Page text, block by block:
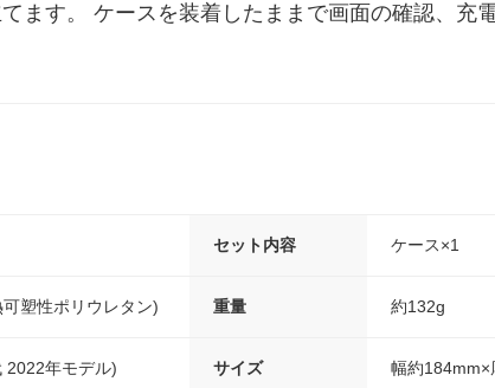
ます。 ケースを装着したままで画面の確認、充
セット内容 ケース×1
塑性ポリウレタン) 重量 約132g
2022年モデル) サイズ 幅約184mm×